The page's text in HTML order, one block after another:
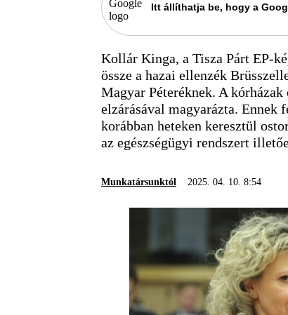
Itt állíthatja be, hogy a
Kollár Kinga, a Tisza Párt EP-
össze a hazai ellenzék
Magyar Péteréknek. A
elzárásával magyarázta. Ennek
korábban heteken keresztül
az egészségügyi rendszert
Munkatársunktól 2025. 04. 10. 8:54